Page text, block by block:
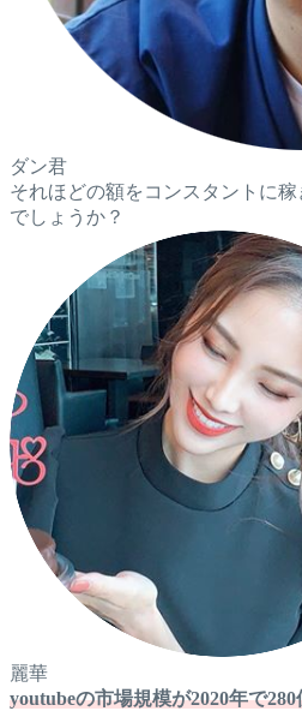
ダン君
それほどの額をコンスタントに
でしょうか？
麗華
youtubeの市場規模が2020年で280